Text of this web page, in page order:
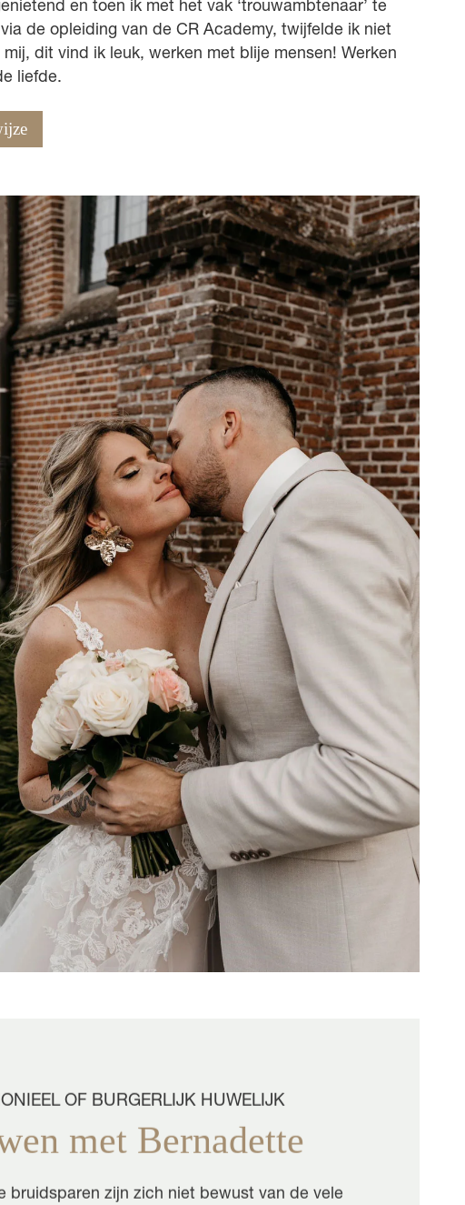
en toen ik met het vak ‘trouwambtenaar’ te
de opleiding van de CR Academy, twijfelde ik niet
dit vind ik leuk, werken met blije mensen! Werken
liefde.
OF BURGERLIJK HUWELIJK
met Bernadette
bruidsparen zijn zich niet bewust van de vele